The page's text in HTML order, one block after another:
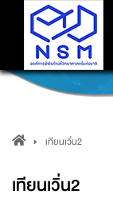
เทียนเวิ่น2
เทียนเวิ่น2